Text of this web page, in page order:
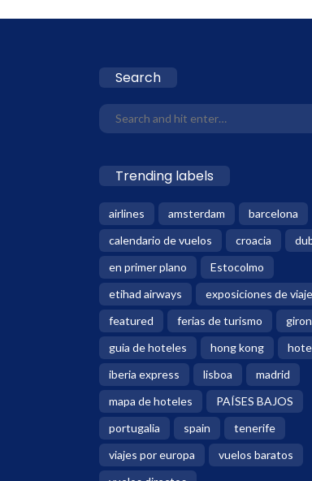
Search
Trending labels
airlines amsterdam
barcelona
calendario de vuelos
croacia
en primer plano
Estocolmo
etihad airways
exposiciones de
featured
ferias de turismo
guia de hoteles
hong kong
iberia express
lisboa
madrid
mapa de hoteles
PAÍSES BAJOS
portugalia
spain
tenerife
viajes por europa
vuelos baratos